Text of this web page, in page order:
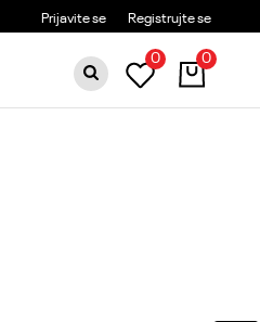
PORUDŽBINE PREKO 6000RSD
Prijavite se Registrujte se
0
0